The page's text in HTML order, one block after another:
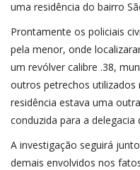
uma residência do bairro
Prontamente os policiais
pela menor, onde
um revólver calibre .38,
outros petrechos utilizados
residência estava uma
conduzida para a
A investigação seguirá
demais envolvidos nos